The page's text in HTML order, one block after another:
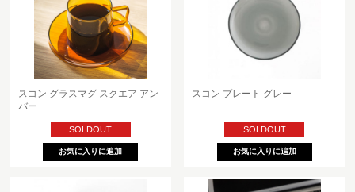
スコン グラスマグ スクエア アン
バー
SOLDOUT
スコン プレート グレー
SOLDOUT